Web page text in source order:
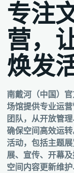
专注
营，
焕发
南戴河（中国）
场馆提供专业运
团队，从开放管
确保空间高效运
活动，包括主题
展、宣传、开幕
空间内容更新维